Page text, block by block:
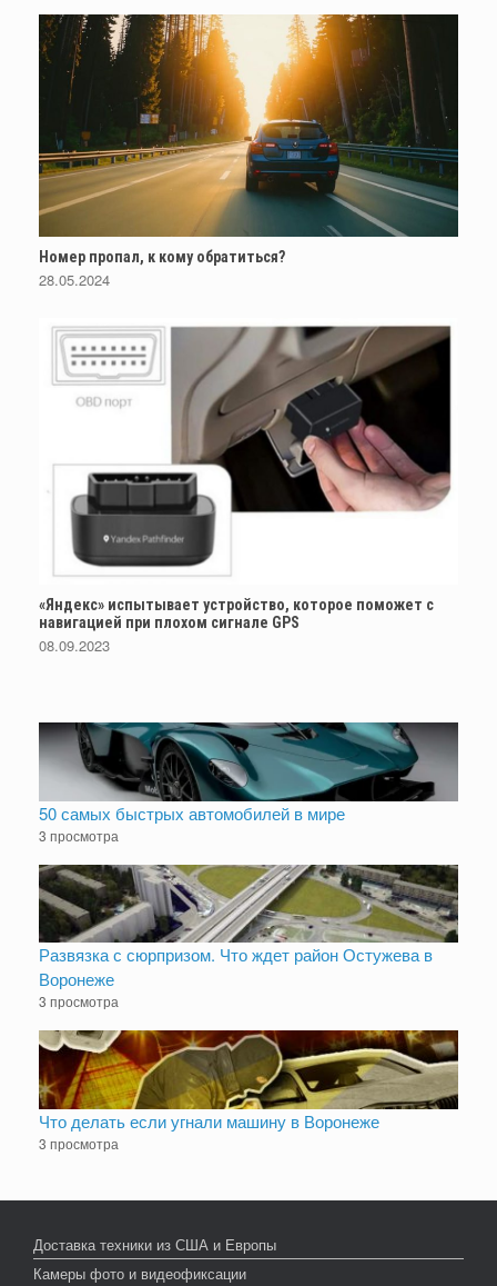
Номер пропал, к кому обратиться?
28.05.2024
«Яндекс» испытывает устройство, которое поможет с
навигацией при плохом сигнале GPS
08.09.2023
50 самых быстрых автомобилей в мире
3 просмотра
Развязка с сюрпризом. Что ждет район Остужева в
Воронеже
3 просмотра
Что делать если угнали машину в Воронеже
3 просмотра
Доставка техники из США и Европы
Камеры фото и видеофиксации